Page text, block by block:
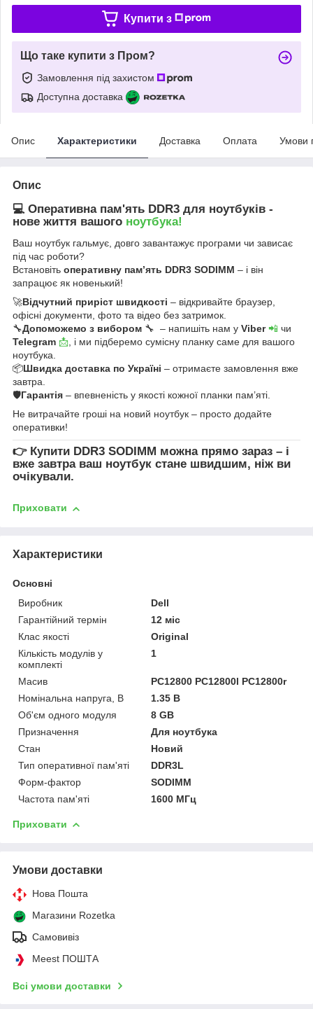
Купити з
Що таке купити з Пром?
Замовлення під захистом
Доступна доставка
Опис Характеристики Доставка Оплата Умови
Опис
💻 Оперативна пам'ять DDR3 для ноутбуків -
нове життя вашого ноутбука!
Ваш ноутбук гальмує, довго завантажує програми чи зависає
під час роботи?
Встановіть оперативну пам’ять DDR3 SODIMM – і він
запрацює як новенький!
🚀Відчутний приріст швидкості – відкривайте браузер,
офісні документи, фото та відео без затримок.
🔧Допоможемо з вибором 🔧 – напишіть нам у Viber📲 чи
Telegram 📩 , і ми підберемо сумісну планку саме для вашого
ноутбука.
📦Швидка доставка по Україні – отримаєте замовлення вже
завтра.
🛡Гарантія – впевненість у якості кожної планки пам’яті.
Не витрачайте гроші на новий ноутбук – просто додайте
оперативки!
👉 Купити DDR3 SODIMM можна прямо зараз – і
вже завтра ваш ноутбук стане швидшим, ніж ви
очікували.
Приховати
Характеристики
Основні
Виробник
Dell
Гарантійний термін
12 міс
Клас якості
Original
Кількість модулів у
комплекті
1
Масив
PC12800 PC12800l PC12800r
Номінальна напруга, В
1.35 В
Об'єм одного модуля
8 GB
Призначення
Для ноутбука
Стан
Новий
Тип оперативної пам'яті
DDR3L
Форм-фактор
SODIMM
Частота пам'яті
1600 МГц
Приховати
Умови доставки
Нова Пошта
Магазини Rozetka
Самовивіз
Meest ПОШТА
Всі умови доставки